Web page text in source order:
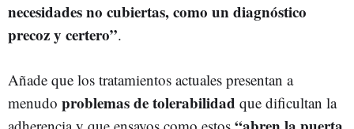
necesidades no cubiertas, como un diagnóstico
precoz y certero”.
Añade que los tratamientos actuales presentan a
menudo problemas de tolerabilidad que dificultan la